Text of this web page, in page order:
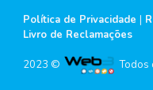
Política de Privacidade |
Livro de Reclamações
2023 © Todos